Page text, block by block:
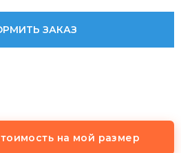
ЗАКАЗ
на мой размер